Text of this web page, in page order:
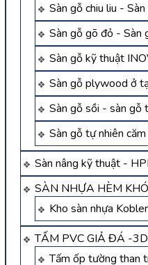
Sàn gỗ chiu liu -
Sàn gỗ gõ đỏ - Sàn
Sàn gỗ kỹ thuật
Sàn gỗ plywood ở
Sàn gỗ sồi - sàn gỗ
Sàn gỗ tự nhiên
Sàn nâng kỹ thuật -
SÀN NHỰA HÈM
Kho sàn nhựa
TẤM PVC GIẢ ĐÁ -3D
Tấm ốp tường than